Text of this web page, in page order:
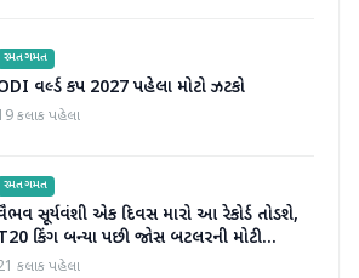
રમતગમત
વર્લ્ડ કપ 2027 પહેલા મોટો ઝટકો
કલાક પહેલા
રમતગમત
સૂર્યવંશી એક દિવસ મારો આ રેકોર્ડ તોડશે,
કિંગ બન્યા પછી જોસ બટલરની મોટી
કલાક પહેલા